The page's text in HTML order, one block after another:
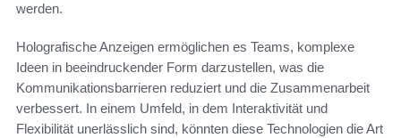
werden.
Holografische Anzeigen ermöglichen es Teams, komplexe
Ideen in beeindruckender Form darzustellen, was die
Kommunikationsbarrieren reduziert und die Zusammenarbeit
verbessert. In einem Umfeld, in dem Interaktivität und
Flexibilität unerlässlich sind, könnten diese Technologien die Art